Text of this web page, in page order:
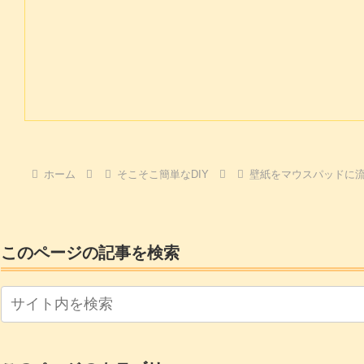
ホーム そこそこ簡単なDIY 壁紙をマウスパッドに
このページの記事を検索